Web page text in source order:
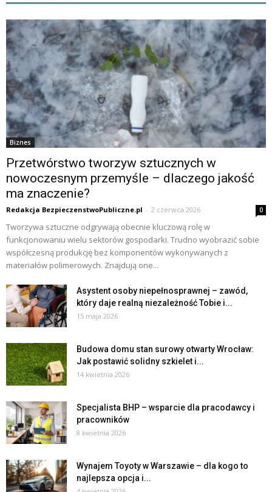
Biznes
Przetwórstwo tworzyw sztucznych w
nowoczesnym przemyśle – dlaczego jakość
ma znaczenie?
Redakcja BezpieczenstwoPubliczne.pl - 2 czerwca 2026 0
Tworzywa sztuczne odgrywają obecnie kluczową rolę w
funkcjonowaniu wielu sektorów gospodarki. Trudno wyobrazić sobie
współczesną produkcję bez komponentów wykonywanych z
materiałów polimerowych. Znajdują one...
Asystent osoby niepełnosprawnej – zawód,
który daje realną niezależność Tobie i...
15 maja 2026
Budowa domu stan surowy otwarty Wrocław:
Jak postawić solidny szkielet i...
14 kwietnia 2026
Specjalista BHP – wsparcie dla pracodawcy i
pracowników
8 kwietnia 2026
Wynajem Toyoty w Warszawie – dla kogo to
najlepsza opcja i...